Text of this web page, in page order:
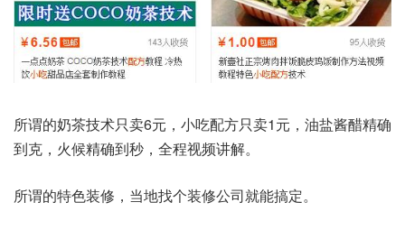
所谓的奶茶技术只卖6元，小吃配方只卖1元，油盐酱醋精确
到克，火候精确到秒，全程视频讲解。
所谓的特色装修，当地找个装修公司就能搞定。